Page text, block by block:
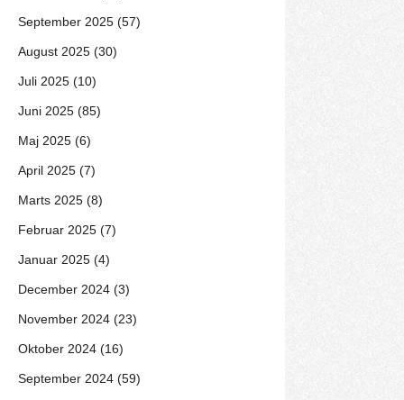
September 2025 (57)
August 2025 (30)
Juli 2025 (10)
Juni 2025 (85)
Maj 2025 (6)
April 2025 (7)
Marts 2025 (8)
Februar 2025 (7)
Januar 2025 (4)
December 2024 (3)
November 2024 (23)
Oktober 2024 (16)
September 2024 (59)